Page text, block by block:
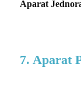
Aparat
7. Aparat